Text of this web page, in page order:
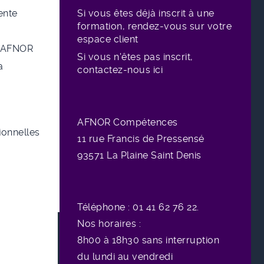
Si vous êtes déjà inscrit à une
formation, rendez-vous sur votre
espace client
Si vous n'êtes pas inscrit,
contactez-nous ici
AFNOR Compétences
11 rue Francis de Pressensé
93571 La Plaine Saint Denis
Téléphone : 01 41 62 76 22.
Nos horaires :
8h00 à 18h30 sans interruption
du lundi au vendredi